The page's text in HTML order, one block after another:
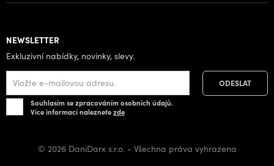
NEWSLETTER
Exkluzivní nabídky, novinky, slevy.
Souhlasím se zpracováním osobních údajů.
Více informací naleznetezde
© 2026 DaniDarx s.r.o. - Všechna práva vyhrazena